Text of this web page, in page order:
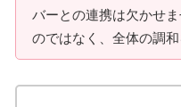
バーとの連携は欠かせ
のではなく、全体の調